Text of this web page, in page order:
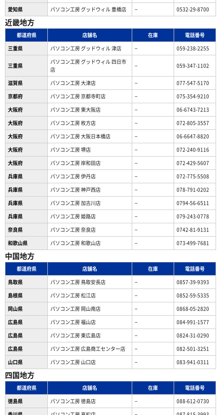
愛知県
パソコン工房 グッドウィル 豊橋店 − 0532-29-8700
近畿地方
都道府県 店舗名 在庫
電話番号
三重県
パソコン工房 グッドウィル 津店 − 059-238-2255
三重県
パソコン工房 グッドウィル 四日市
店
− 059-347-1102
滋賀県 パソコン工房 大津店 −
077-547-5170
京都府
パソコン工房 京都寺町店 −
075-354-9210
大阪府
パソコン工房 東大阪店 −
06-6743-7213
大阪府
パソコン工房 枚方店 −
072-805-3557
大阪府
パソコン工房 大阪日本橋店 −
06-6647-8820
大阪府
パソコン工房 堺店 −
072-240-9116
大阪府
パソコン工房 岸和田店 −
072-429-5607
兵庫県
パソコン工房 伊丹店 −
072-775-5508
兵庫県
パソコン工房 神戸西店 −
078-791-0202
兵庫県
パソコン工房 加古川店 −
0794-56-6511
兵庫県
パソコン工房 姫路店 −
079-243-0778
奈良県
パソコン工房 奈良店 −
0742-81-9131
和歌山県
パソコン工房 和歌山店 − 073-499-7681
中国地方
都道府県 店舗名 在庫
電話番号
鳥取県
パソコン工房 鳥取安長店 −
0857-39-9393
島根県
パソコン工房 松江店 −
0852-59-5335
岡山県
パソコン工房 岡山南店 −
0868-05-2820
広島県
パソコン工房 福山店 −
084-991-1577
広島県
パソコン工房 東広島店 −
0824-31-0290
広島県
パソコン工房 広島商工センター店 −
082-501-3251
山口県
パソコン工房 山口店 − 083-941-0311
四国地方
都道府県 店舗名 在庫
電話番号
徳島県
パソコン工房 徳島店 −
088-612-0730